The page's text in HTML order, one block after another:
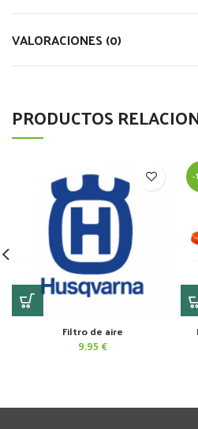
VALORACIONES (0)
PRODUCTOS
Filtro de aire
9.95 €
-